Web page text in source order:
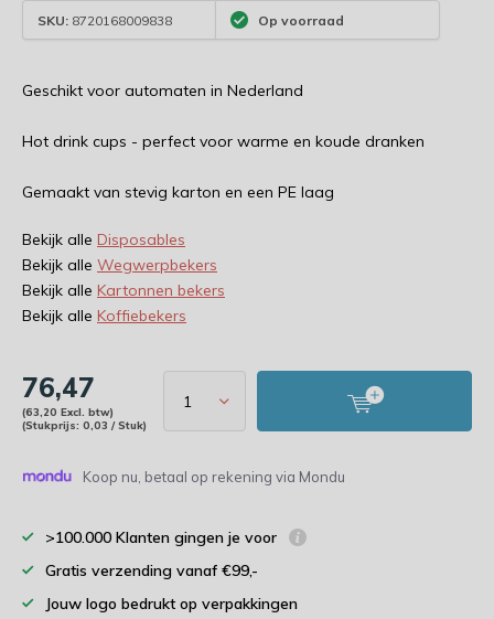
SKU: 8720168009838 Op voorraad
Geschikt voor automaten in Nederland
Hot drink cups - perfect voor warme en koude dranken
Gemaakt van stevig karton en een PE laag
Bekijk alle Disposables
Bekijk alle Wegwerpbekers
Bekijk alle Kartonnen bekers
Bekijk alle Koffiebekers
76,47
(63,20 Excl. btw)
(Stukprijs: 0,03 / Stuk)
Koop nu, betaal op rekening via Mondu
>100.000 Klanten gingen je voor
Gratis verzending vanaf €99,-
Jouw logo bedrukt op verpakkingen